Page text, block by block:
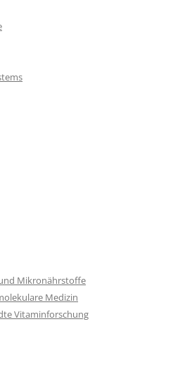
Mikronährstoffe
Medizin
Vitaminforschung